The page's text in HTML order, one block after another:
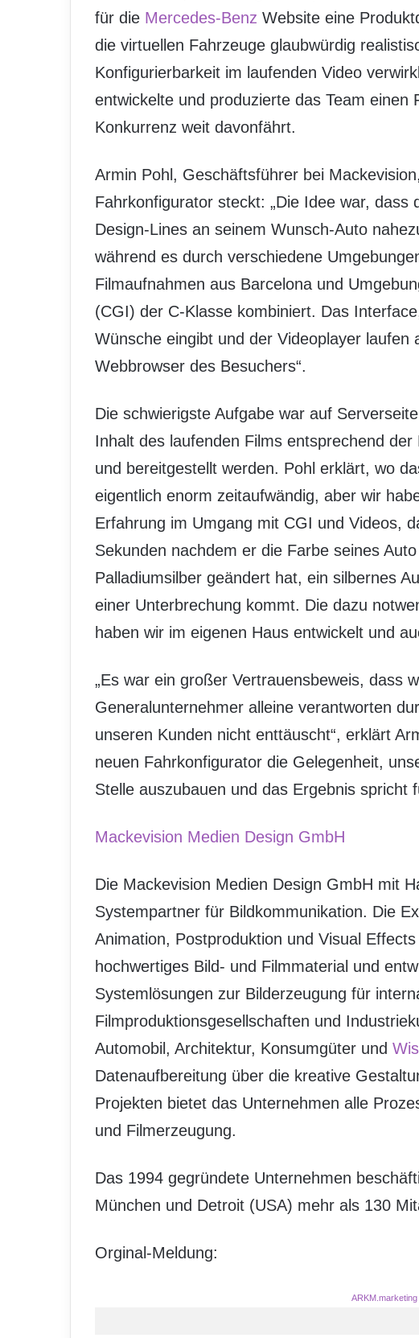
für die Mercedes-Benz Website eine
die virtuellen Fahrzeuge glaubwürdig
Konfigurierbarkeit im laufenden Video
entwickelte und produzierte das Team einen
Konkurrenz weit davonfährt.
Armin Pohl, Geschäftsführer bei
Fahrkonfigurator steckt: „Die Idee war, dass
Design-Lines an seinem Wunsch-Auto
während es durch verschiedene
Filmaufnahmen aus Barcelona und
(CGI) der C-Klasse kombiniert. Das
Wünsche eingibt und der Videoplayer laufen
Webbrowser des Besuchers“.
Die schwierigste Aufgabe war auf
Inhalt des laufenden Films entsprechend
und bereitgestellt werden. Pohl erklärt, wo
eigentlich enorm zeitaufwändig, aber wir
Erfahrung im Umgang mit CGI und Videos,
Sekunden nachdem er die Farbe seines
Palladiumsilber geändert hat, ein silbernes
einer Unterbrechung kommt. Die dazu
haben wir im eigenen Haus entwickelt und
„Es war ein großer Vertrauensbeweis, dass
Generalunternehmer alleine verantworten
unseren Kunden nicht enttäuscht“, erklärt
neuen Fahrkonfigurator die Gelegenheit,
Stelle auszubauen und das Ergebnis spricht
Mackevision Medien Design GmbH
Die Mackevision Medien Design GmbH mit
Systempartner für Bildkommunikation. Die
Animation, Postproduktion und Visual
hochwertiges Bild- und Filmmaterial und
Systemlösungen zur Bilderzeugung für
Filmproduktionsgesellschaften und
Automobil, Architektur, Konsumgüter und
Datenaufbereitung über die kreative
Projekten bietet das Unternehmen alle
und Filmerzeugung.
Das 1994 gegründete Unternehmen
München und Detroit (USA) mehr als 130
Orginal-Meldung:
ARKM.marketing